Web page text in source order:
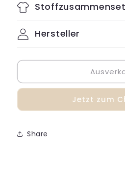
Hersteller
Jetzt zum
Share